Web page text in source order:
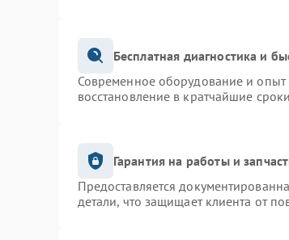
Бесплатная диагностика и
Современное оборудование и опыт
восстановление в кратчайшие
Гарантия на работы и
Предоставляется
детали, что защищает клиента от